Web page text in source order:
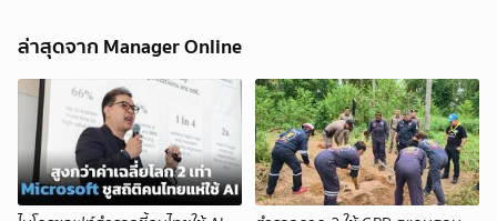
ล่าสุดจาก Manager Online